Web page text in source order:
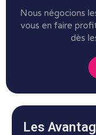
Nous négocions
vous en faire
dès
Les